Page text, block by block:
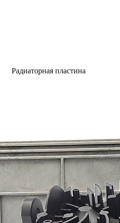
Радиаторная пластина